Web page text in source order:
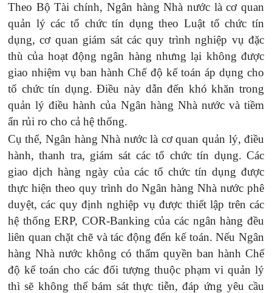
Theo Bộ Tài chính, Ngân hàng Nhà nước là cơ quan
quản lý các tổ chức tín dụng theo Luật tổ chức tín
dụng, cơ quan giám sát các quy trình nghiệp vụ đặc
thù của hoạt động ngân hàng nhưng lại không được
giao nhiệm vụ ban hành Chế độ kế toán áp dụng cho
tổ chức tín dụng. Điều này dẫn đến khó khăn trong
quản lý điều hành của Ngân hàng Nhà nước và tiềm
ẩn rủi ro cho cả hệ thống.
Cụ thể,Ngân hàng Nhà nước là cơ quan quản lý, điều
hành, thanh tra, giám sát các tổ chức tín dụng. Các
giao dịch hàng ngày của các tổ chức tín dụng được
thực hiện theo quy trình do Ngân hàng Nhà nước phê
duyệt, các quy định nghiệp vụ được thiết lập trên các
hệ thống ERP, COR-Banking của các ngân hàng đều
liên quan chặt chẽ và tác động đến kế toán. Nếu Ngân
hàng Nhà nước không có thẩm quyền ban hành Chế
độ kế toán cho các đối tượng thuộc phạm vi quản lý
thì sẽ không thể bám sát thực tiễn, đáp ứng yêu cầu